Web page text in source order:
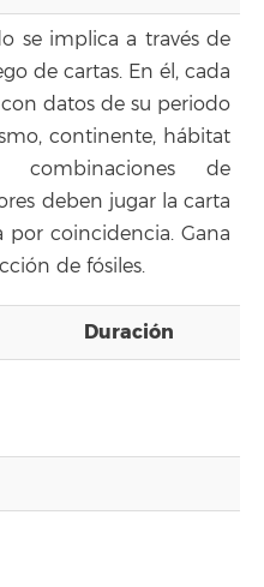
se implica a través de
de cartas. En él, cada
datos de su periodo
continente, hábitat
de
deben jugar la carta
coincidencia. Gana
de fósiles.
Duración